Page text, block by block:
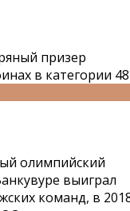
призер
в категории 48
олимпийский
выиграл
команд, в